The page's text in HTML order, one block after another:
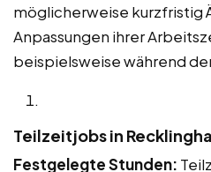
möglicherweise kurzfristig
Anpassungen ihrer
beispielsweise während
Teilzeitjobs in
Festgelegte Stunden: